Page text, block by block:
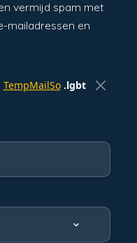
vermijd spam met
mailadressen en
TempMailSo .lgbt